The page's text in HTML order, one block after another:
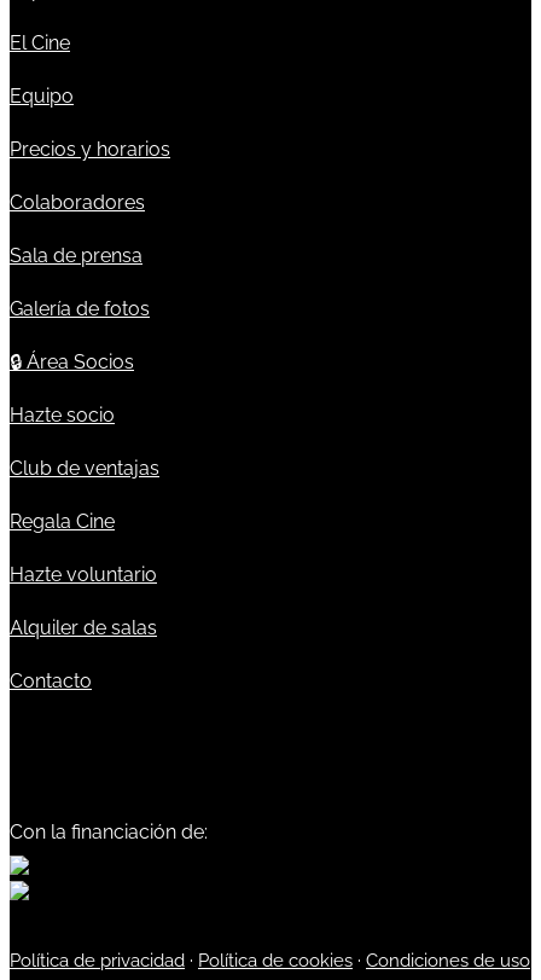
El Cine
Equipo
Precios y horarios
Colaboradores
Sala de prensa
Galería de fotos
🔒 Área Socios
Hazte socio
Club de ventajas
Regala Cine
Hazte voluntario
Alquiler de salas
Contacto
Con la financiación de:
Política de privacidad · Política de cookies · Condiciones de uso